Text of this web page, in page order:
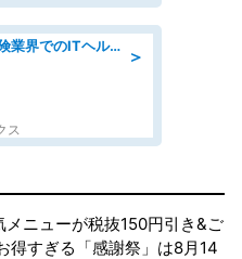
＞
ヘルプデスク/外資系保険業界でのITヘルプデスク業務/駅近/即日勤務可/ヘルプデスク
ス
メニューが税抜150円引き&ご
得すぎる「感謝祭」は8月14